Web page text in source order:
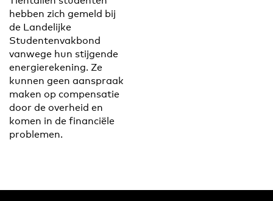
hebben zich gemeld bij
de Landelijke
Studentenvakbond
vanwege hun stijgende
energierekening. Ze
kunnen geen aanspraak
maken op compensatie
door de overheid en
komen in de financiële
problemen.